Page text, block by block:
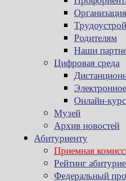
Родителям
Наши
Цифровая среда
Онлайн-
Музей
Архив новостей
Абитуриенту
Приемная
Рейтинг
Федеральный